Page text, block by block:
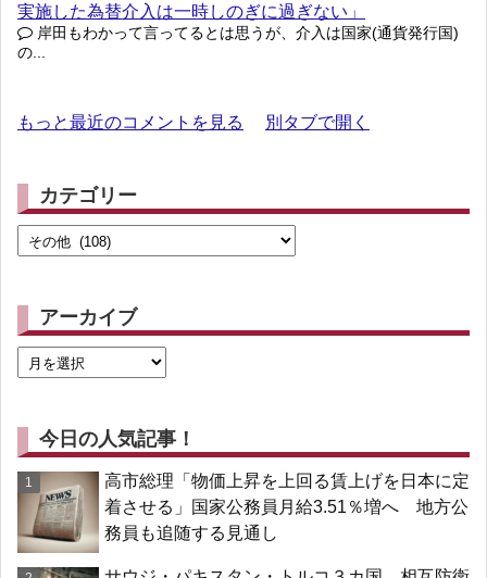
実施した為替介入は一時しのぎに過ぎない」
岸田もわかって言ってるとは思うが、介入は国家(通貨発行国)
の...
もっと最近のコメントを見る 別タブで開く
カテゴリー
アーカイブ
今日の人気記事！
高市総理「物価上昇を上回る賃上げを日本に定
着させる」国家公務員月給3.51％増へ 地方公
務員も追随する見通し